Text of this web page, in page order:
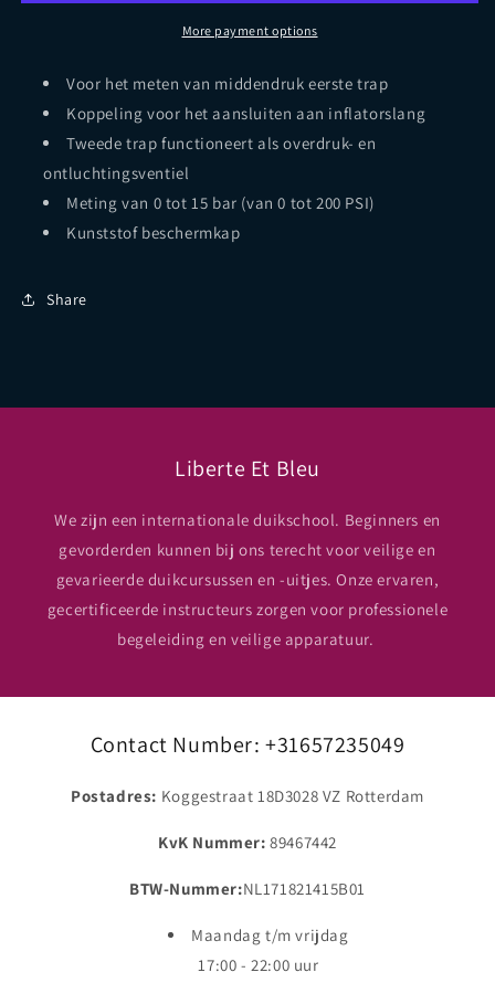
More payment options
Voor het meten van middendruk eerste trap
Koppeling voor het aansluiten aan inflatorslang
Tweede trap functioneert als overdruk- en
ontluchtingsventiel
Meting van 0 tot 15 bar (van 0 tot 200 PSI)
Kunststof beschermkap
Share
Liberte Et Bleu
We zijn een internationale duikschool. Beginners en
gevorderden kunnen bij ons terecht voor veilige en
gevarieerde duikcursussen en -uitjes. Onze ervaren,
gecertificeerde instructeurs zorgen voor professionele
begeleiding en veilige apparatuur.
Contact Number: +31657235049
Postadres: Koggestraat 18D3028 VZ Rotterdam
KvK Nummer:89467442
BTW-Nummer:NL171821415B01
Maandag t/m vrijdag
17:00 - 22:00 uur